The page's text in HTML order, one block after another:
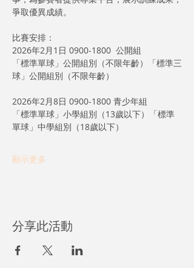
爭取優異成績。
比賽安排：
2026年2月1日 0900-1800  公開組
「標準單球」公開組別（不限年齡）「標準三
球」公開組別（不限年齡）
2026年2月8日 0900-1800 青少年組
「標準單球」小學組別（13歲以下）「標準
單球」中學組別（18歲以下）
顯示更多
分享此活動